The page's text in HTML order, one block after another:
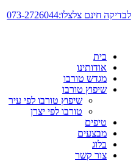
דלג
לבדיקה חינם צלצלו:073-2726044
בית
אודותינו
מגדש טורבו
שיפוץ טורבו
שיפוץ טורבו לפי עיר
טורבו לפי יצרן
טיפים
מבצעים
בלוג
צור קשר